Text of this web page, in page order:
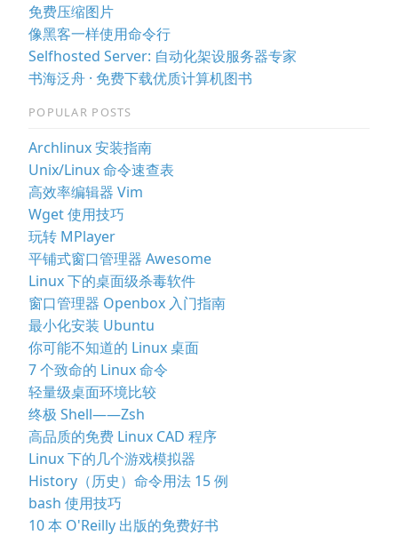
免费压缩图片
像黑客一样使用命令行
Selfhosted Server: 自动化架设服务器专家
书海泛舟 · 免费下载优质计算机图书
POPULAR POSTS
Archlinux 安装指南
Unix/Linux 命令速查表
高效率编辑器 Vim
Wget 使用技巧
玩转 MPlayer
平铺式窗口管理器 Awesome
Linux 下的桌面级杀毒软件
窗口管理器 Openbox 入门指南
最小化安装 Ubuntu
你可能不知道的 Linux 桌面
7 个致命的 Linux 命令
轻量级桌面环境比较
终极 Shell——Zsh
高品质的免费 Linux CAD 程序
Linux 下的几个游戏模拟器
History（历史）命令用法 15 例
bash 使用技巧
10 本 O'Reilly 出版的免费好书